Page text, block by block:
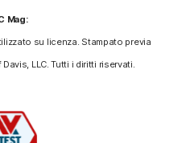
Mag:
su licenza. Stampato previa
LLC. Tutti i diritti riservati.